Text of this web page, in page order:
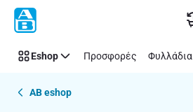
Παράλειψη
Eshop Προσφορές Φυλλάδια
AB eshop